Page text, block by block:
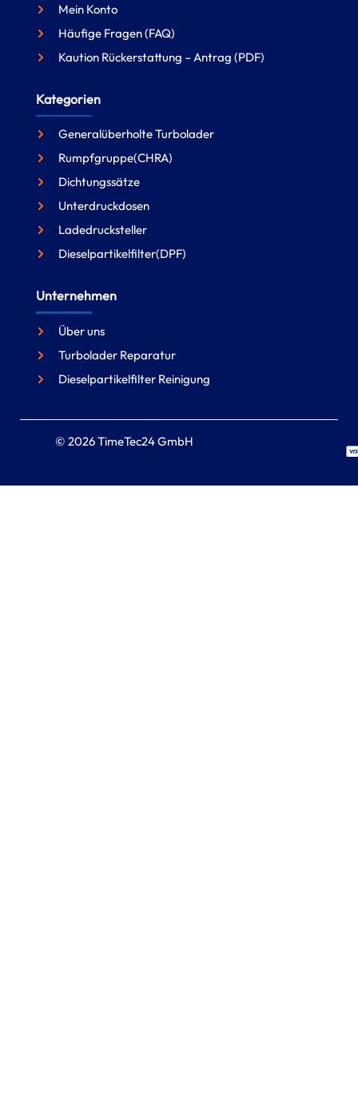
Mein Konto
Häufige Fragen (FAQ)
Kaution Rückerstattung – Antrag (PDF)
Kategorien
Generalüberholte Turbolader
Rumpfgruppe(CHRA)
Dichtungssätze
Unterdruckdosen
Ladedrucksteller
Dieselpartikelfilter(DPF)
Unternehmen
Über uns
Turbolader Reparatur
Dieselpartikelfilter Reinigung
© 2026 TimeTec24 GmbH